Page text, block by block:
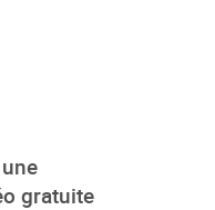
gratuite